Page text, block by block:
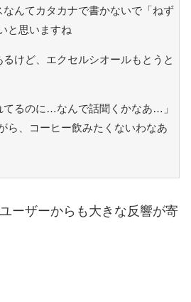
んてカタカナで書かないで「ねず
と思いますね
けど、エクセルシオールもとうと
てるのに…なんで話聞くかなあ…」
ら、コーヒー飲みたくないわなあ
ーザーからも大きな反響が寄